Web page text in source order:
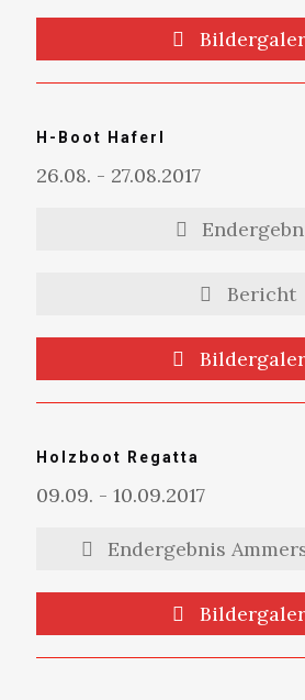
H-Boot Haferl
26.08. - 27.08.2017
Bericht
Holzboot Regatta
09.09. - 10.09.2017
Endergebnis